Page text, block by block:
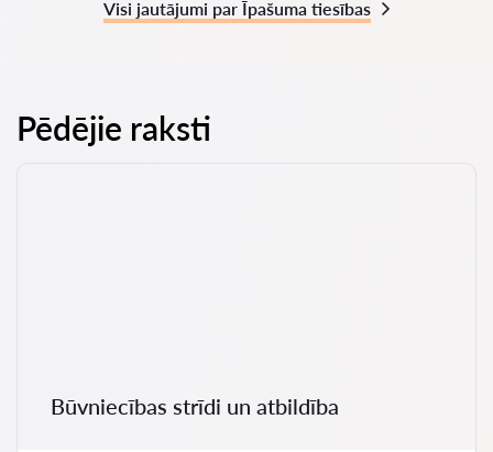
Visi jautājumi par Īpašuma tiesības
Pēdējie raksti
Būvniecības strīdi un atbildība